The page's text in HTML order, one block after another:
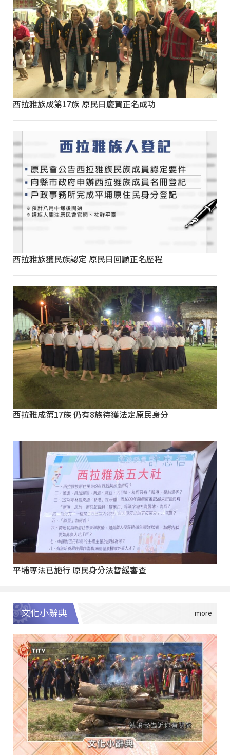
西拉雅族成第17族 原民日慶賀正名成功
西拉雅族獲民族認定 原民日回顧正名歷程
西拉雅成第17族 仍有8族待獲法定原民身分
平埔專法已施行 原民身分法暫緩審查
文化小辭典